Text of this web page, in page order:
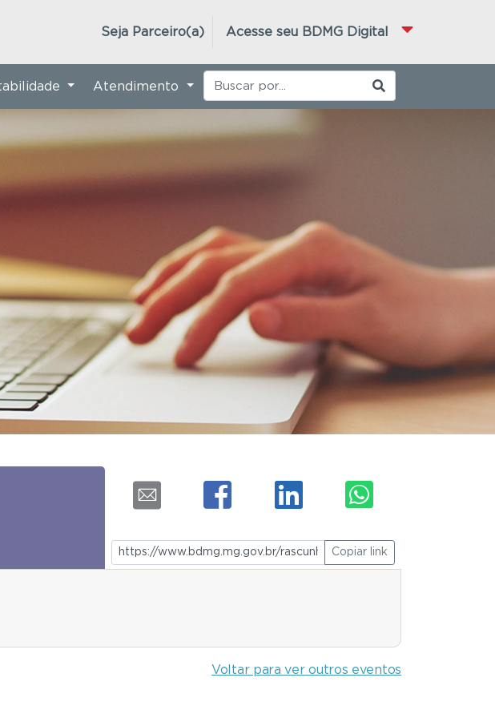
Acesse seu BDMG Digital
Seja Parceiro(a)
Atendimento
Copiar link
Voltar para ver outros eventos